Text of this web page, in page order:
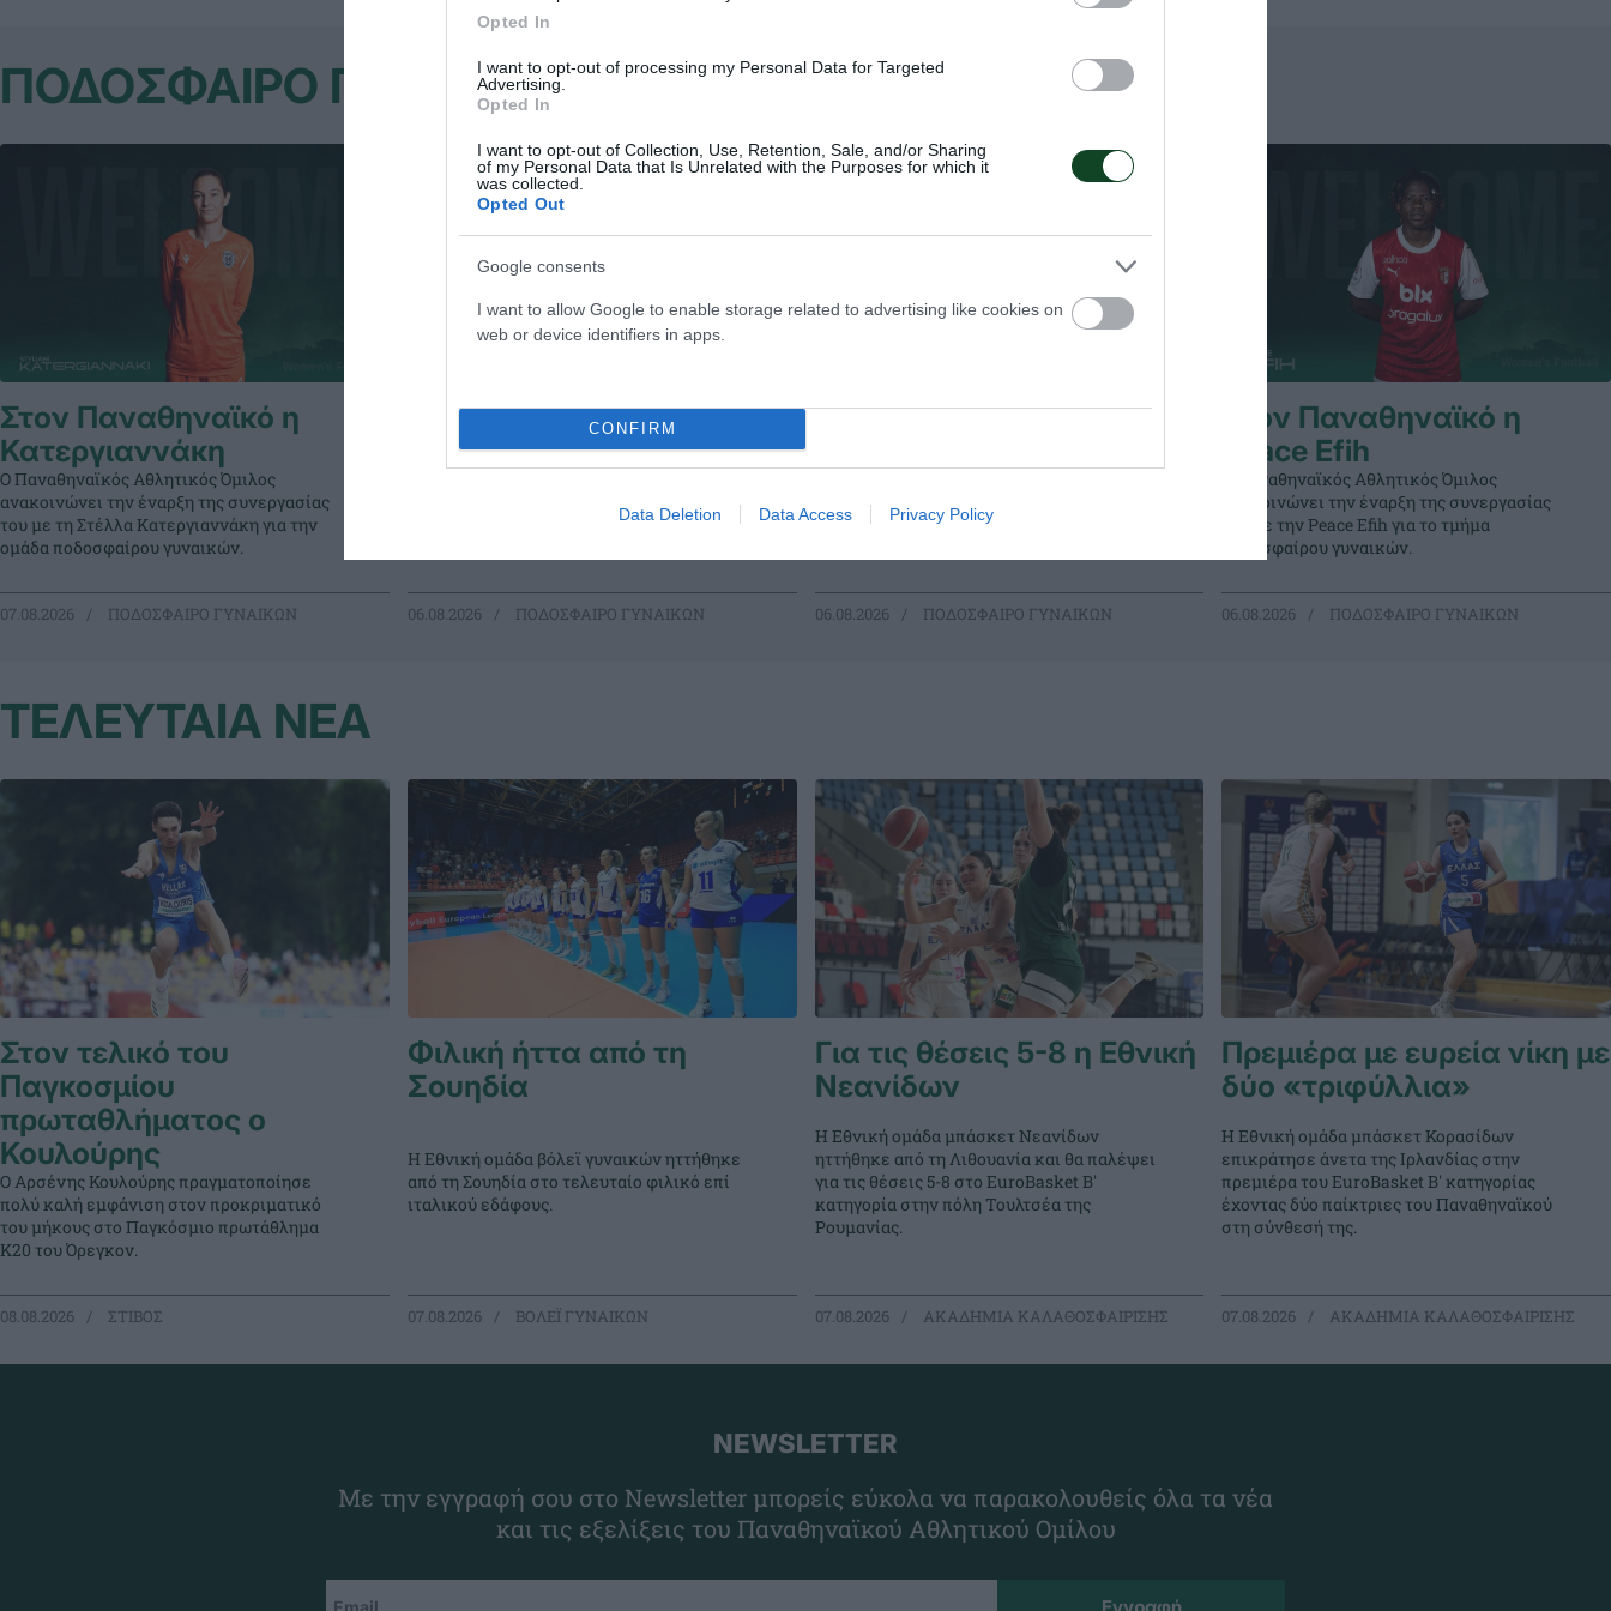
Opted In
I want to opt-out of processing my Personal Data for Targeted
Advertising.
Opted In
I want to opt-out of Collection, Use, Retention, Sale, and/or Sharing
of my Personal Data that Is Unrelated with the Purposes for which it
was collected.
Opted Out
Google consents
I want to allow Google to enable storage related to advertising like cookies on
web or device identifiers in apps.
CONFIRM
Data Deletion Data Access Privacy Policy
ΠΟΔΟΣΦΑΙΡΟ ΓΥΝΑΙΚΩΝ
Στον Παναθηναϊκό η
Κατεργιαννάκη
Ο Παναθηναϊκός Αθλητικός Όμιλος
ανακοινώνει την έναρξη της συνεργασίας
του με τη Στέλλα Κατεργιαννάκη για την
ομάδα ποδοσφαίρου γυναικών.
07.08.2026 ΠΟΔΟΣΦΑΙΡΟ ΓΥΝΑΙΚΩΝ
Με το τριφύλλι στο
στήθος η Sydney Shepherd
του με τη Sydney Shepherd για το τμήμα
06.08.2026 ΠΟΔΟΣΦΑΙΡΟ ΓΥΝΑΙΚΩΝ
«Πράσινη» η Lalia Storti
Ο Παναθηναϊκός Αθλητικός Όμιλος
του με τη Lalia Storti για το τμήμα
ποδοσφαίρου γυναικών.
06.08.2026 ΠΟΔΟΣΦΑΙΡΟ ΓΥΝΑΙΚΩΝ
Στον Παναθηναϊκό η
Peace Efih
Ο Παναθηναϊκός Αθλητικός Όμιλος
ανακοινώνει την έναρξη της συνεργασίας
του με την Peace Efih για το τμήμα
ποδοσφαίρου γυναικών.
06.08.2026 ΠΟΔΟΣΦΑΙΡΟ ΓΥΝΑΙΚΩΝ
ΤΕΛΕΥΤΑΙΑ ΝΕΑ
Στον τελικό του
Παγκοσμίου
πρωταθλήματος ο
Κουλούρης
Ο Αρσένης Κουλούρης πραγματοποίησε
πολύ καλή εμφάνιση στον προκριματικό
του μήκους στο Παγκόσμιο πρωτάθλημα
Κ20 του Όρεγκον.
08.08.2026 ΣΤΙΒΟΣ
Φιλική ήττα από τη
Σουηδία
Η Εθνική ομάδα βόλεϊ γυναικών ηττήθηκε
από τη Σουηδία στο τελευταίο φιλικό επί
ιταλικού εδάφους.
07.08.2026 ΒΟΛΕΪ ΓΥΝΑΙΚΩΝ
Για τις θέσεις 5-8 η Εθνική
Νεανίδων
Η Εθνική ομάδα μπάσκετ Νεανίδων
ηττήθηκε από τη Λιθουανία και θα παλέψει
για τις θέσεις 5-8 στο EuroBasket Β'
κατηγορία στην πόλη Τουλτσέα της
Ρουμανίας.
07.08.2026 ΑΚΑΔΗΜΙΑ ΚΑΛΑΘΟΣΦΑΙΡΙΣΗΣ
Πρεμιέρα με ευρεία νίκη με
δύο «τριφύλλια»
Η Εθνική ομάδα μπάσκετ Κορασίδων
επικράτησε άνετα της Ιρλανδίας στην
πρεμιέρα του EuroBasket Β' κατηγορίας
έχοντας δύο παίκτριες του Παναθηναϊκού
στη σύνθεσή της.
07.08.2026 ΑΚΑΔΗΜΙΑ ΚΑΛΑΘΟΣΦΑΙΡΙΣΗΣ
NEWSLETTER
Με την εγγραφή σου στο Newsletter μπορείς εύκολα να παρακολουθείς όλα τα νέα
και τις εξελίξεις του Παναθηναϊκού Αθλητικού Ομίλου